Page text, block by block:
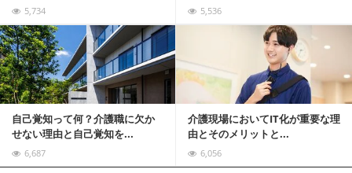
5,734 5,536
自己覚知って何？介護職に欠か
せない理由と自己覚知を...
6,687
介護現場においてIT化が重要な理
由とそのメリットと...
6,056
記事を読む